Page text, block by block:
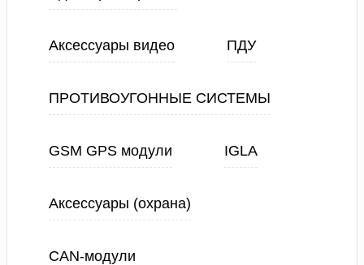
Аксессуары видео ПДУ
ПРОТИВОУГОННЫЕ СИСТЕМЫ
GSM GPS модули IGLA
Аксессуары (охрана)
CAN-модули